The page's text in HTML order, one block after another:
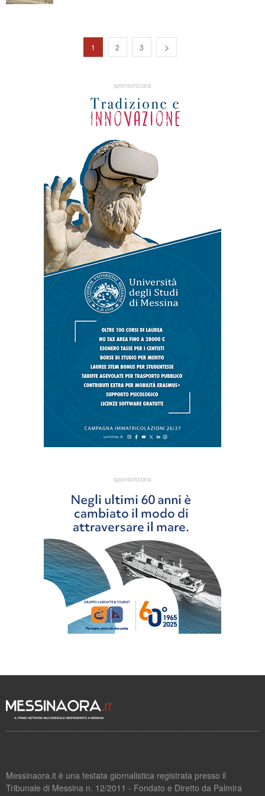
1 2 3
sponsorizzata
sponsorizzata
Messinaora.it è una testata giornalistica registrata presso il
Tribunale di Messina n. 12/2011 - Fondato e Diretto da Palmira